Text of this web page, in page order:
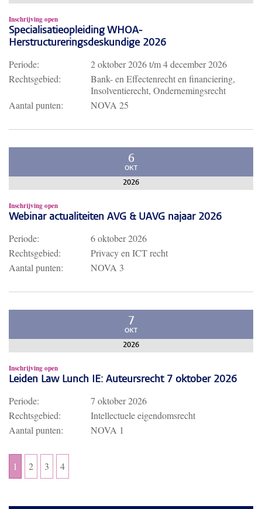
Inschrijving open
Specialisatieopleiding WHOA-
Herstructureringsdeskundige 2026
Periode: 2 oktober 2026t/m4 december 2026
Rechtsgebied:
Bank- en Effectenrecht en financiering,
Insolventierecht, Ondernemingsrecht
Aantal punten:
NOVA 25
6
OKT
2026
Inschrijving open
Webinar actualiteiten AVG & UAVG najaar 2026
Periode:
6 oktober 2026
Rechtsgebied:
Privacy en ICT recht
Aantal punten:
NOVA 3
7
OKT
2026
Inschrijving open
Leiden Law Lunch IE: Auteursrecht 7 oktober 2026
Periode:
7 oktober 2026
Rechtsgebied:
Intellectuele eigendomsrecht
Aantal punten:
NOVA 1
1 2 3 4